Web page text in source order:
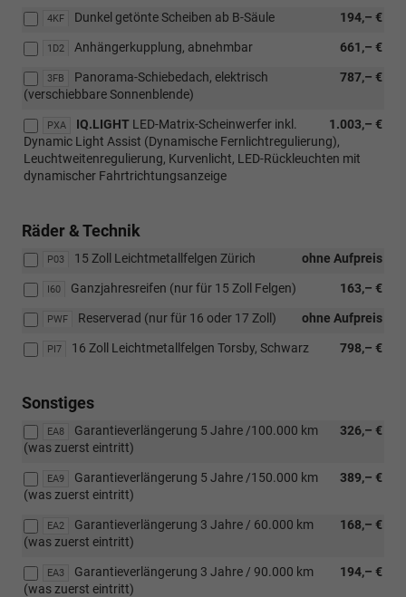
4KF 194,– €
Dunkel getönte Scheiben ab B-Säule
1D2 661,– €
Anhängerkupplung, abnehmbar
3FB 787,– €
Panorama-Schiebedach, elektrisch
(verschiebbare Sonnenblende)
PXA 1.003,– €
IQ.LIGHT LED-Matrix-Scheinwerfer inkl.
Dynamic Light Assist (Dynamische Fernlichtregulierung),
Leuchtweitenregulierung, Kurvenlicht, LED-Rückleuchten mit
dynamischer Fahrtrichtungsanzeige
Räder & Technik
P03 ohne Aufpreis
15 Zoll Leichtmetallfelgen Zürich
I60 163,– €
Ganzjahresreifen (nur für 15 Zoll Felgen)
PWF ohne Aufpreis
Reserverad (nur für 16 oder 17 Zoll)
PI7 798,– €
16 Zoll Leichtmetallfelgen Torsby, Schwarz
Sonstiges
EA8 326,– €
Garantieverlängerung 5 Jahre /100.000 km
(was zuerst eintritt)
EA9 389,– €
Garantieverlängerung 5 Jahre /150.000 km
(was zuerst eintritt)
EA2 168,– €
Garantieverlängerung 3 Jahre / 60.000 km
(was zuerst eintritt)
EA3 194,– €
Garantieverlängerung 3 Jahre / 90.000 km
(was zuerst eintritt)